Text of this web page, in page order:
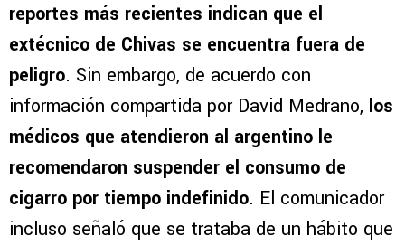
reportes más recientes indican que el
extécnico de Chivas se encuentra fuera de
peligro. Sin embargo, de acuerdo con
información compartida por David Medrano, los
médicos que atendieron al argentino le
recomendaron suspender el consumo de
cigarro por tiempo indefinido. El comunicador
incluso señaló que se trataba de un hábito que